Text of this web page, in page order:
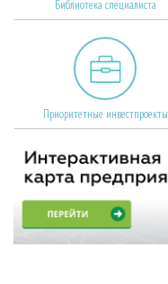
Библиотека специалиста
Приоритетные инвестпроекты